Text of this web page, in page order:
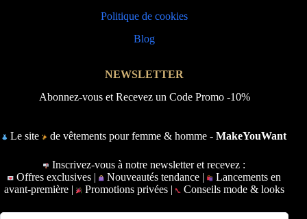
Politique de cookies
Blog
NEWSLETTER
Abonnez-vous et Recevez un Code Promo -10%
Le site de vêtements pour femme & homme -MakeYouWant
Inscrivez-vous à notre newsletter et recevez :
Offres exclusives |
Nouveautés tendance |
Lancements en
avant-première | Promotions privées | Conseils mode & looks